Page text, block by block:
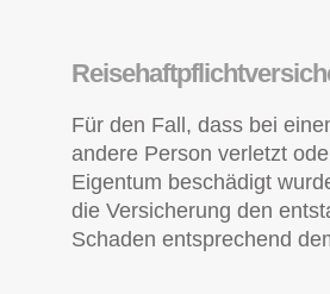
Für den Fall, dass bei
andere Person verletzt
Eigentum beschädigt
die Versicherung den
Schaden entsprechend